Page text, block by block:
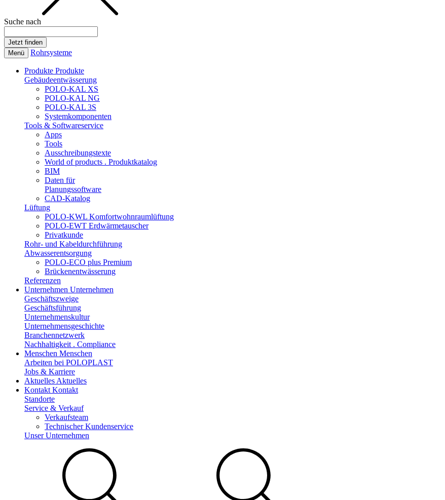
Suche nach
Menü Rohrsysteme
Produkte Produkte
Gebäudeentwässerung
POLO-KAL XS
POLO-KAL NG
POLO-KAL 3S
Systemkomponenten
Tools & Softwareservice
Apps
Tools
Ausschreibungstexte
World of products . Produktkatalog
BIM
Daten für
Planungssoftware
CAD-Katalog
Lüftung
POLO-KWL Komfortwohnraumlüftung
POLO-EWT Erdwärmetauscher
Privatkunde
Rohr- und Kabeldurchführung
Abwasserentsorgung
POLO-ECO plus Premium
Brückenentwässerung
Referenzen
Unternehmen Unternehmen
Geschäftszweige
Geschäftsführung
Unternehmenskultur
Unternehmensgeschichte
Branchennetzwerk
Nachhaltigkeit . Compliance
Menschen Menschen
Arbeiten bei POLOPLAST
Jobs & Karriere
Aktuelles Aktuelles
Kontakt Kontakt
Standorte
Service & Verkauf
Verkaufsteam
Technischer Kundenservice
Unser Unternehmen